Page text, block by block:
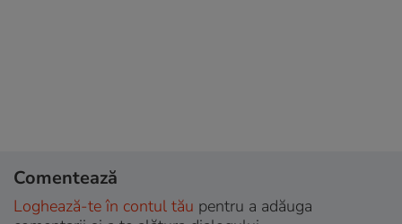
Comentează
Loghează-te în contul tău pentru a adăuga